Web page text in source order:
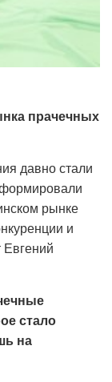
прачечных
давно стали
рынке
и
Евгений
стало
на